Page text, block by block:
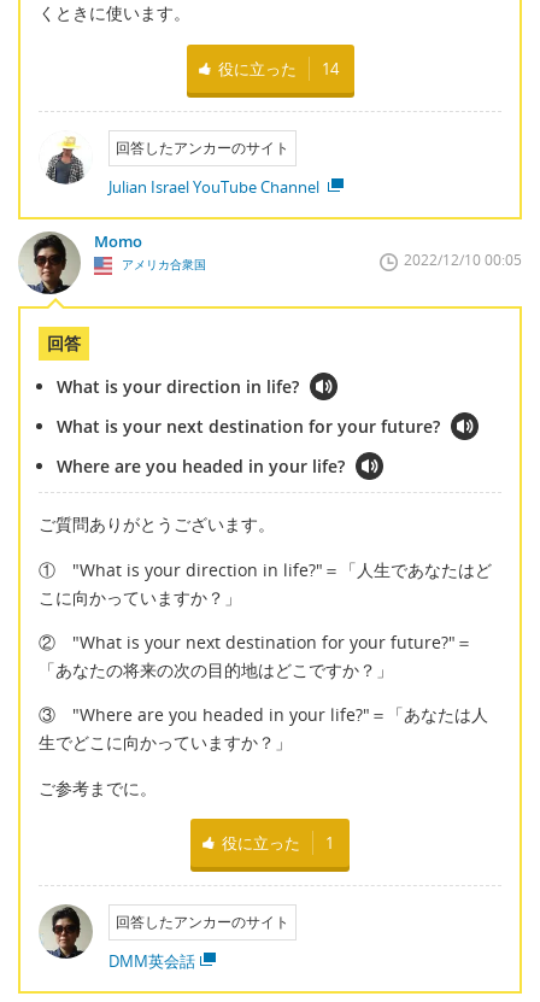
くときに使います。
役に立った 14
回答したアンカーのサイト
Julian Israel YouTube Channel
Momo
アメリカ合衆国 2022/12/10 00:05
回答
What is your direction in life?
What is your next destination for your future?
Where are you headed in your life?
ご質問ありがとうございます。
① "What is your direction in life?"＝「人生であなたはど
こに向かっていますか？」
② "What is your next destination for your future?"＝
「あなたの将来の次の目的地はどこですか？」
③ "Where are you headed in your life?"＝「あなたは人
生でどこに向かっていますか？」
ご参考までに。
役に立った 1
回答したアンカーのサイト
DMM英会話